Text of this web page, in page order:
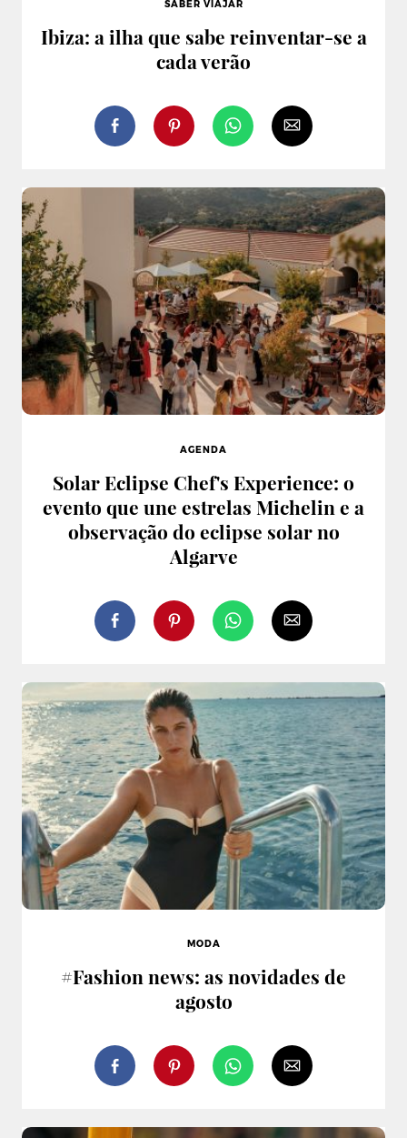
SABER VIAJAR
Ibiza: a ilha que sabe reinventar-se a
cada verão
AGENDA
Solar Eclipse Chef's Experience: o
evento que une estrelas Michelin e a
observação do eclipse solar no
Algarve
MODA
#Fashion news: as novidades de
agosto